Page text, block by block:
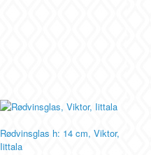
Rødvinsglas h: 14 cm, Viktor,
Iittala